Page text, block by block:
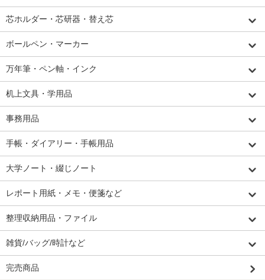
芯ホルダー・芯研器・替え芯
ボールペン・マーカー
万年筆・ペン軸・インク
机上文具・学用品
事務用品
手帳・ダイアリー・手帳用品
大学ノート・綴じノート
レポート用紙・メモ・便箋など
整理収納用品・ファイル
雑貨/バッグ/時計など
完売商品